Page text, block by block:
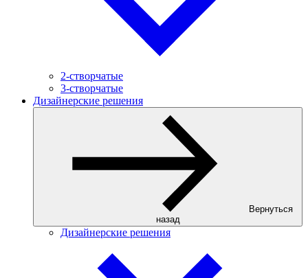
2-створчатые
3-створчатые
Дизайнерские решения
Вернуться
назад
Дизайнерские решения